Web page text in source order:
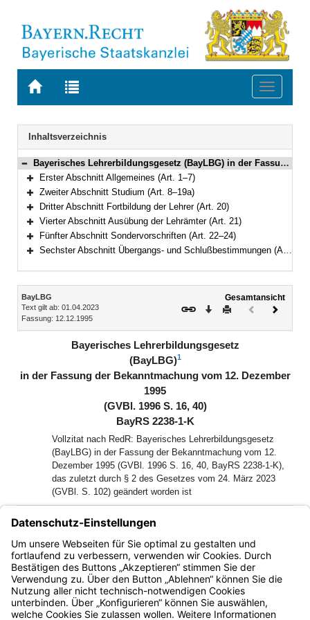
Zur
BAYERN.RECHT
Zur
letzten
Suche
Toggle
Navigation
Inhaltsverzeichnis
Bereich reduzieren
Bayerisches Lehrerbildungsgesetz (BayLBG) in der Fassung der Bekanntmachung vom 12. Dezember 1995 (GVBl. 1996 S. 16, 40) BayRS 2238-1-K (Art. 1–29)
Bereich erweitern
Erster Abschnitt Allgemeines (Art. 1–7)
Bereich erweitern
Zweiter Abschnitt Studium (Art. 8–19a)
Bereich erweitern
Dritter Abschnitt Fortbildung der Lehrer (Art. 20)
Bereich erweitern
Vierter Abschnitt Ausübung der Lehrämter (Art. 21)
Bereich erweitern
Fünfter Abschnitt Sondervorschriften (Art. 22–24)
Sechster Abschnitt Übergangs- und Schlußbestimmungen (Art. 25–29)
Inhalt
BayLBG
Text gilt ab: 01.04.2023
Fassung: 12.12.1995
Gesamtansicht
Download
DruckenVorheriges
(inaktiv)
Bayerisches Lehrerbildungsgesetz
(BayLBG)1
in der Fassung der Bekanntmachung vom 12. Dezember
1995
(GVBl. 1996 S. 16, 40)
BayRS 2238-1-K
Vollzitat nach RedR: Bayerisches Lehrerbildungsgesetz
(BayLBG) in der Fassung der Bekanntmachung vom 12.
Dezember 1995 (GVBl. 1996 S. 16, 40, BayRS 2238-1-K),
das zuletzt durch § 2 des Gesetzes vom 24. März 2023
(GVBl. S. 102) geändert worden ist
1[Amtl. Anm.:]Dieses Gesetz dient der Umsetzung der
Richtlinie 2005/36/EG des Europäischen Parlaments und
des Rates vom 7. September 2005 über die Anerkennung
von Berufsqualifikationen (ABl EG Nr. L 255 S. 22).
Bayern.de